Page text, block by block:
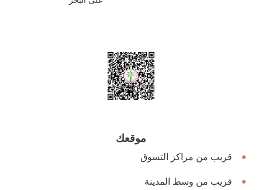
موقعك
قريب من مراكز التسوق
قريب من وسط المدينة